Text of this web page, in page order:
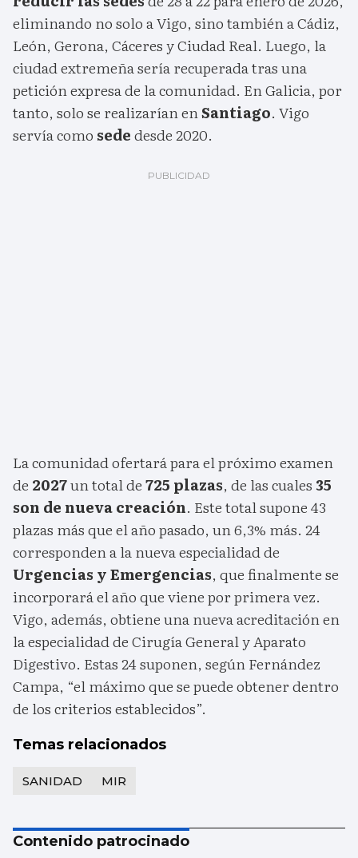
eliminando no solo a Vigo, sino también a Cádiz,
León, Gerona, Cáceres y Ciudad Real. Luego, la
ciudad extremeña sería recuperada tras una
petición expresa de la comunidad. En Galicia, por
tanto, solo se realizarían enSantiago. Vigo
servía como sededesde 2020.
La comunidad ofertará para el próximo examen
de 2027un total de725 plazas, de las cuales35
son de nueva creación. Este total supone 43
plazas más que el año pasado, un 6,3% más. 24
corresponden a la nueva especialidad de
Urgencias y Emergencias, que finalmente se
incorporará el año que viene por primera vez.
Vigo, además, obtiene una nueva acreditación en
la especialidad de Cirugía General y Aparato
Digestivo. Estas 24 suponen, según Fernández
Campa, “el máximo que se puede obtener dentro
de los criterios establecidos”.
Temas relacionados
SANIDAD MIR
Contenido patrocinado